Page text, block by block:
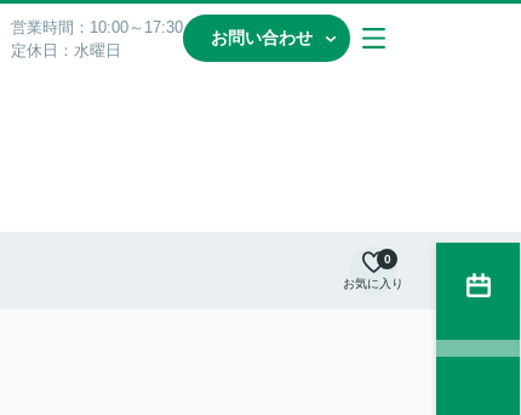
営業時間：10:00～17:30
定休日：水曜日
お問い合わせ
お気に入り
0